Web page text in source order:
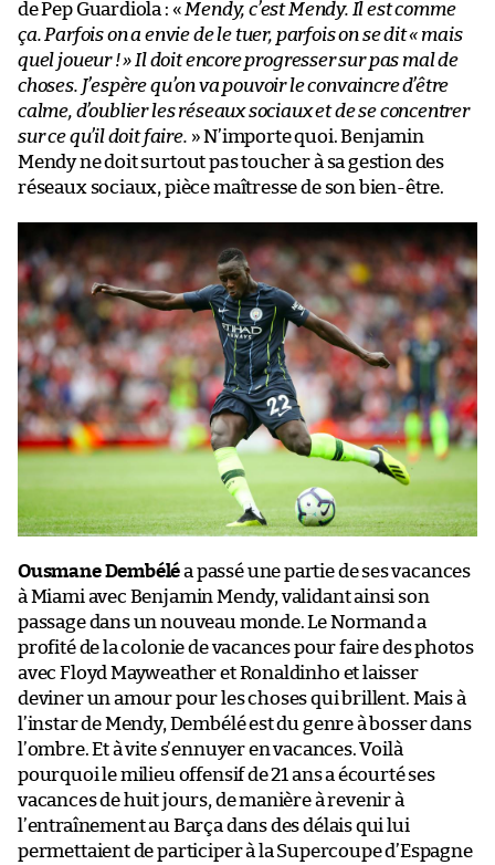
de Pep Guardiola : « Mendy, c’est Mendy. Il est comme
ça. Parfois on a envie de le tuer, parfois on se dit « mais
quel joueur ! » Il doit encore progresser sur pas mal de
choses. J’espère qu’on va pouvoir le convaincre d’être
calme, d’oublier les réseaux sociaux et de se concentrer
sur ce qu’il doit faire. » N’importe quoi. Benjamin
Mendy ne doit surtout pas toucher à sa gestion des
réseaux sociaux, pièce maîtresse de son bien-être.
Ousmane Dembéléa passé une partie de ses vacances
à Miami avec Benjamin Mendy, validant ainsi son
passage dans un nouveau monde. Le Normand a
profité de la colonie de vacances pour faire des photos
avec Floyd Mayweather et Ronaldinho et laisser
deviner un amour pour les choses qui brillent. Mais à
l’instar de Mendy, Dembélé est du genre à bosser dans
l’ombre. Et à vite s’ennuyer en vacances. Voilà
pourquoi le milieu offensif de 21 ans a écourté ses
vacances de huit jours, de manière à revenir à
l’entraînement au Barça dans des délais qui lui
permettaient de participer à la Supercoupe d’Espagne